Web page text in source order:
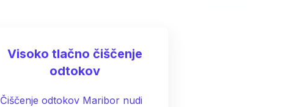
Visoko tlačno čiščenje
odtokov
Čiščenje odtokov Maribor nudi